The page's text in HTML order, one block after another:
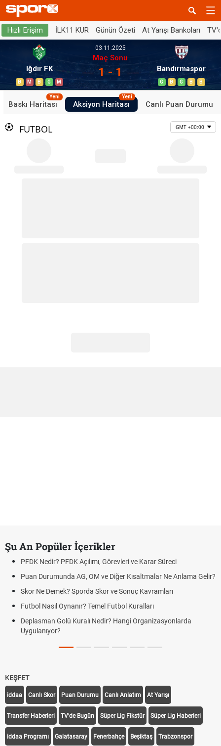
Hızlı Erişim İLK11 KUR Günün Özeti At Yarışı Bankoları
Iğdır FK
B M B G M
03.11.2025
Maç Sonu
1 - 1 Bandırmaspor
G B G B B
Baskı Haritası
Yeni
Aksiyon Haritası
Yeni
Canlı Puan Durumu
FUTBOL GMT +00:00
Şu An Popüler İçerikler
PFDK Nedir? PFDK Açılımı, Görevleri ve Karar Süreci
Puan Durumunda AG, OM ve Diğer Kısaltmalar Ne Anlama Gelir?
Skor Ne Demek? Sporda Skor ve Sonuç Kavramları
Futbol Nasıl Oynanır? Temel Futbol Kuralları
Deplasman Golü Kuralı Nedir? Hangi Organizasyonlarda
Uygulanıyor?
KEŞFET
iddaa Canlı Skor Puan Durumu Canlı Anlatım At Yarışı
Transfer Haberleri TV'de Bugün Süper Lig Fikstür Süper Lig Haberleri
iddaa Programı Galatasaray Fenerbahçe Beşiktaş Trabzonspor